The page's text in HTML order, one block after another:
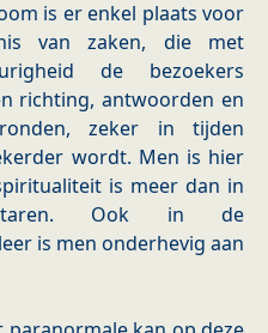
is er enkel plaats voor
van zaken, die met
de bezoekers
richting, antwoorden en
zeker in tijden
wordt. Men is hier
is meer dan in
Ook in de
is men onderhevig aan